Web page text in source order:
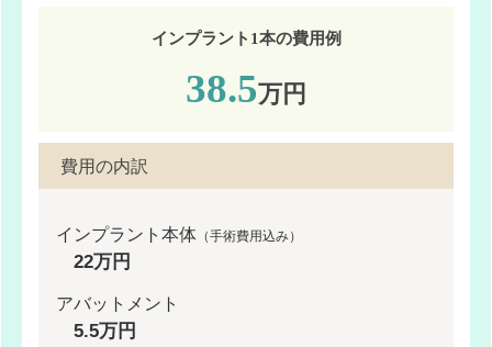
インプラント1本の費用例
38.5万円
費用の内訳
インプラント本体 （手術費用込み）
22万円
アバットメント
5.5万円